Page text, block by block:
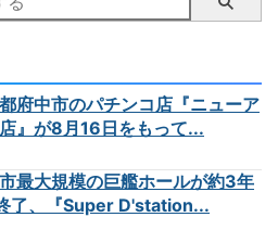
都府中市のパチンコ店『ニューア
』が8月16日をもって...
市最大規模の巨艦ホールが約3年
了、『Super D'station...